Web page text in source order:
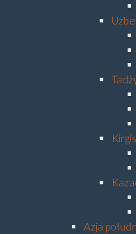
Azja